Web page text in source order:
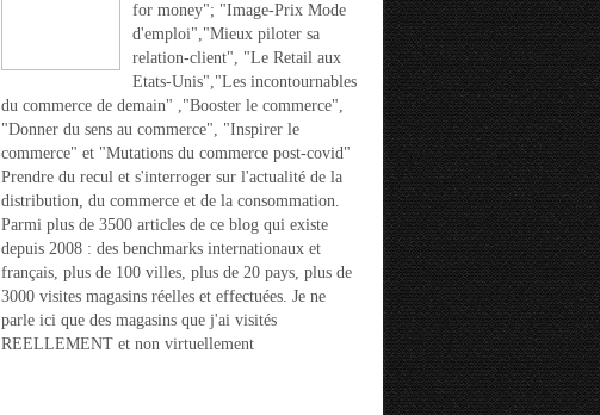
for money"; "Image-Prix Mode
d'emploi","Mieux piloter sa
relation-client", "Le Retail aux
Etats-Unis","Les incontournables
du commerce de demain" ,"Booster le commerce",
"Donner du sens au commerce", "Inspirer le
commerce" et "Mutations du commerce post-covid"
Prendre du recul et s'interroger sur l'actualité de la
distribution, du commerce et de la consommation.
Parmi plus de 3500 articles de ce blog qui existe
depuis 2008 : des benchmarks internationaux et
français, plus de 100 villes, plus de 20 pays, plus de
3000 visites magasins réelles et effectuées. Je ne
parle ici que des magasins que j'ai visités
REELLEMENT et non virtuellement